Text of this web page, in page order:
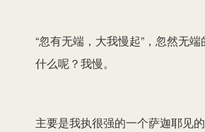
“忽有无端，大我慢起”，忽然无
什么呢？我慢。
主要是我执很强的一个萨迦耶见的